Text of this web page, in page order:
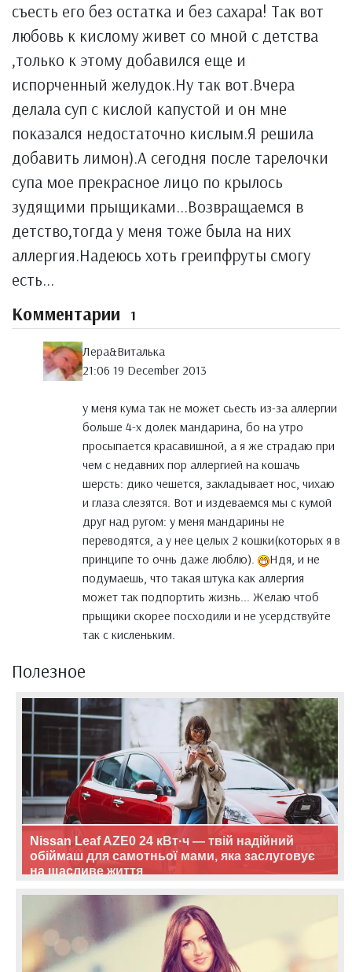
съесть его без остатка и без сахара! Так вот
любовь к кислому живет со мной с детства
,только к этому добавился еще и
испорченный желудок.Ну так вот.Вчера
делала суп с кислой капустой и он мне
показался недостаточно кислым.Я решила
добавить лимон).А сегодня после тарелочки
супа мое прекрасное лицо по крылось
зудящими прыщиками...Возвращаемся в
детство,тогда у меня тоже была на них
аллергия.Надеюсь хоть греипфруты смогу
есть...
Комментарии 1
Лера&Виталька
21:06 19 December 2013
у меня кума так не может сьесть из-за аллергии
больше 4-х долек мандарина, бо на утро
просыпается красавишной, а я же страдаю при
чем с недавних пор аллергией на кошачь
шерсть: дико чешется, закладывает нос, чихаю
и глаза слезятся. Вот и издеваемся мы с кумой
друг над ругом: у меня мандарины не
переводятся, а у нее целых 2 кошки(которых я в
принципе то очнь даже люблю).
Ндя, и не
подумаешь, что такая штука как аллергия
может так подпортить жизнь... Желаю чтоб
прыщики скорее посходили и не усердствуйте
так с кисленьким.
Полезное
Nissan Leaf AZE0 24 кВт·ч — твій надійний
обіймаш для самотньої мами, яка заслуговує
на щасливе життя